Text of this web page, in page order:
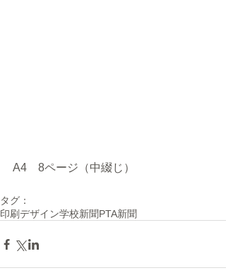
A4　8ページ（中綴じ）
タグ：
印刷デザイン学校新聞PTA新聞